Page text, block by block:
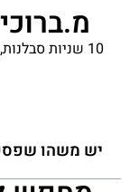
10 שניות סבלנות, חכה רגע מה יש, אוספים לך את החדשות…
יש משהו